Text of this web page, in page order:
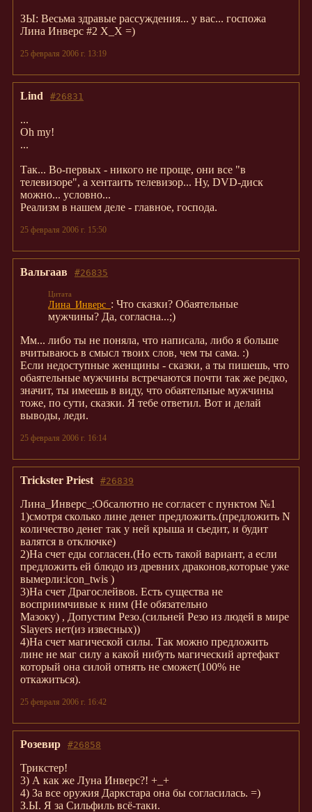
ЗЫ: Весьма здравые рассуждения... у вас... госпожа
Лина Инверс #2 Х_Х =)
25 февраля 2006 г. 13:19
#26831
Lind
...
Oh my!
...
Так... Во-первых - никого не проще, они все "в
телевизоре", а хентаить телевизор... Ну, DVD-диск
можно... условно...
Реализм в нашем деле - главное, господа.
25 февраля 2006 г. 15:50
#26835
Вальгаав
Лина_Инверс_ : Что сказки? Обаятельные
мужчины? Да, согласна...;)
Мм... либо ты не поняла, что написала, либо я больше
вчитываюсь в смысл твоих слов, чем ты сама. :)
Если недоступные женщины - сказки, а ты пишешь, что
обаятельные мужчины встречаются почти так же редко,
значит, ты имеешь в виду, что обаятельные мужчины
тоже, по сути, сказки. Я тебе ответил. Вот и делай
выводы, леди.
25 февраля 2006 г. 16:14
#26839
Trickster Priest
Лина_Инверс_:Обсалютно не согласет с пунктом №1
1)смотря сколько лине денег предложить.(предложить N
количество денег так у ней крыша и сьедит, и будит
валятся в отключке)
2)На счет еды согласен.(Но есть такой вариант, а если
предложить ей блюдо из древних драконов,которые уже
вымерли:icon_twis )
3)На счет Драгослейвов. Есть существа не
восприимчивые к ним (Не обязательно
Мазоку) , Допустим Резо.(сильней Резо из людей в мире
Slayers нет(из извесных))
4)На счет магической силы. Так можно предложить
лине не маг силу а какой нибуть магический артефакт
который она силой отнять не сможет(100% не
откажиться).
25 февраля 2006 г. 16:42
#26858
Розевир
Трикстер!
3) А как же Луна Инверс?! +_+
4) За все оружия Даркстара она бы согласилась. =)
З.Ы. Я за Сильфиль всё-таки.